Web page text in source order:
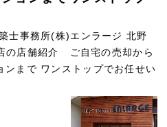
士事務所(株)エンラージ 北野
の店舗紹介 ご自宅の売却から
ンまで ワンストップでお任せい